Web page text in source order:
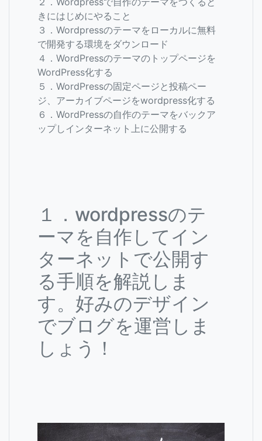
きにはじめにやること
３．Wordpressのテーマをローカルに無料
で開発する環境をダウンロード
４．WordPressのテーマのトップページを
WordPress化する
５．WordPressの固定ページと投稿ペー
ジ、アーカイブページをwordpress化する
６．WordPressの自作のテーマをバックア
ップしインターネット上に公開する
１．wordpressのテ
ーマを自作してイン
ターネットで公開す
る手順を解説しま
す。好みのデザイン
でブログを運営しま
しょう！